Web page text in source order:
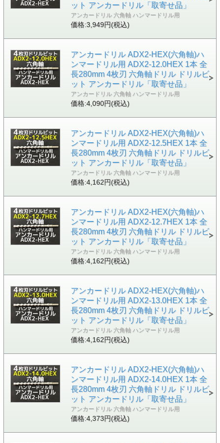
ット アンカードリル「取寄せ品」
アンカードリル 六角軸 ハンマードリル用
価格:3,949円(税込)
アンカードリル ADX2-HEX(六角軸)ハ
ンマードリル用 ADX2-12.0HEX 1本 全
長280mm 4枚刃 六角軸ドリル ドリルビ
ット アンカードリル「取寄せ品」
アンカードリル 六角軸 ハンマードリル用
価格:4,090円(税込)
アンカードリル ADX2-HEX(六角軸)ハ
ンマードリル用 ADX2-12.5HEX 1本 全
長280mm 4枚刃 六角軸ドリル ドリルビ
ット アンカードリル「取寄せ品」
アンカードリル 六角軸 ハンマードリル用
価格:4,162円(税込)
アンカードリル ADX2-HEX(六角軸)ハ
ンマードリル用 ADX2-12.7HEX 1本 全
長280mm 4枚刃 六角軸ドリル ドリルビ
ット アンカードリル「取寄せ品」
アンカードリル 六角軸 ハンマードリル用
価格:4,162円(税込)
アンカードリル ADX2-HEX(六角軸)ハ
ンマードリル用 ADX2-13.0HEX 1本 全
長280mm 4枚刃 六角軸ドリル ドリルビ
ット アンカードリル「取寄せ品」
アンカードリル 六角軸 ハンマードリル用
価格:4,162円(税込)
アンカードリル ADX2-HEX(六角軸)ハ
ンマードリル用 ADX2-14.0HEX 1本 全
長280mm 4枚刃 六角軸ドリル ドリルビ
ット アンカードリル「取寄せ品」
アンカードリル 六角軸 ハンマードリル用
価格:4,373円(税込)